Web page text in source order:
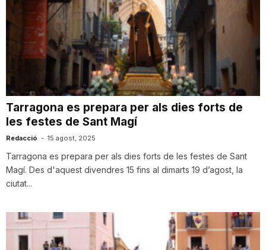
Tarragona es prepara per als dies forts de
les festes de Sant Magí
Redacció - 15 agost, 2025
Tarragona es prepara per als dies forts de les festes de Sant
Magí. Des d'aquest divendres 15 fins al dimarts 19 d’agost, la
ciutat...